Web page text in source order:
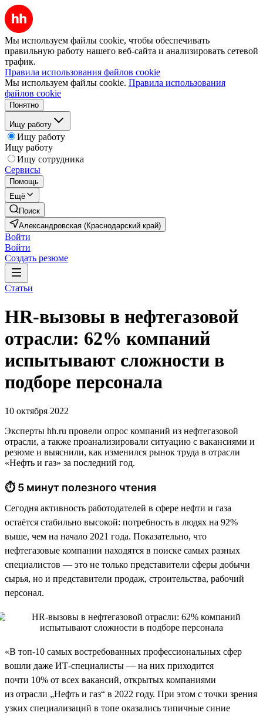
Мы используем файлы cookie, чтобы обеспечивать
правильную работу нашего веб-сайта и анализировать сетевой
трафик.
Правила использования файлов cookie
Мы используем файлы cookie. Правила использования
файлов cookie
Понятно
Ищу работу
Ищу работу
Ищу работу
Ищу сотрудника
Сервисы
Помощь
Ещё
Поиск
Александровская (Краснодарский край)
Войти
Войти
Создать резюме
Статьи
HR-вызовы в нефтегазовой
отрасли: 62% компаний
испытывают сложности в
подборе персонала
10 октября 2022
Эксперты hh.ru провели опрос компаний из нефтегазовой
отрасли, а также проанализировали ситуацию с вакансиями и
резюме и выяснили, как изменился рынок труда в отрасли
«Нефть и газ» за последний год.
⏱ 5 минут полезного чтения
Сегодня активность работодателей в сфере нефти и газа
остаётся стабильно высокой: потребность в людях на 92%
выше, чем на начало 2021 года. Показательно, что
нефтегазовые компании находятся в поиске самых разных
специалистов — это не только представители сферы добычи
сырья, но и представители продаж, строительства, рабочий
персонал.
«В топ-10 самых востребованных профессиональных сфер
вошли даже ИТ-специалисты — на них приходится
почти 10% от всех вакансий, открытых компаниями
из отрасли „Нефть и газ“ в 2022 году. При этом с точки зрения
узких специализаций в топе оказались типичные синие